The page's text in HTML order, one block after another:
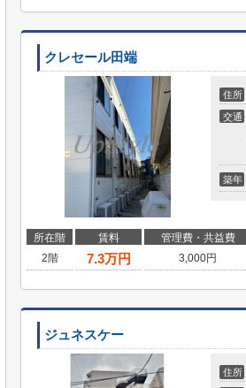
クレセール田端
住所
交通
築年
所在階 賃料 管理費・共益費
2階
7.3万円 3,000円
ジュネスケー
住所